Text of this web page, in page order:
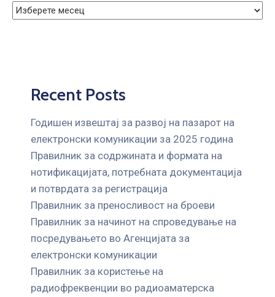
Recent Posts
Годишен извештај за развој на пазарот на
електронски комуникации за 2025 година
Правилник за содржината и формата на
нотификацијата, потребната документација
и потврдата за регистрација
Правилник за преносливост на броеви
Правилник за начинот на спроведување на
посредувањето во Агенцијата за
електронски комуникации
Правилник за користење на
радиофреквенции во радиоаматерска